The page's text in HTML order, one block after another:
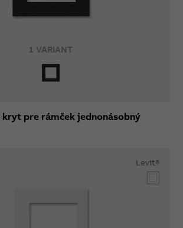
1 VARIANT
kryt pre rámček jednonásobný
Levit®